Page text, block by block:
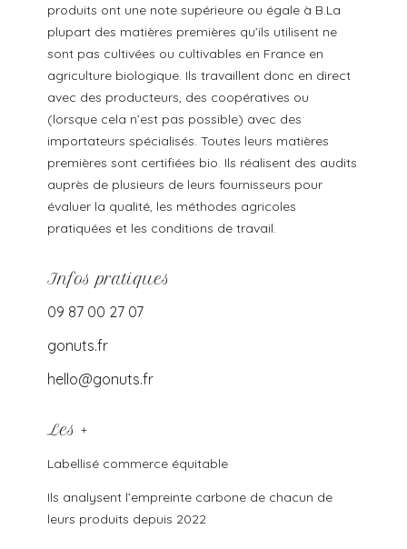
produits ont une note supérieure ou égale à B.La
plupart des matières premières qu’ils utilisent ne
sont pas cultivées ou cultivables en France en
agriculture biologique. Ils travaillent donc en direct
avec des producteurs, des coopératives ou
(lorsque cela n’est pas possible) avec des
importateurs spécialisés. Toutes leurs matières
premières sont certifiées bio. Ils réalisent des audits
auprès de plusieurs de leurs fournisseurs pour
évaluer la qualité, les méthodes agricoles
pratiquées et les conditions de travail.
Infos pratiques
09 87 00 27 07
gonuts.fr
hello@gonuts.fr
Les +
Labellisé commerce équitable
Ils analysent l’empreinte carbone de chacun de
leurs produits depuis 2022